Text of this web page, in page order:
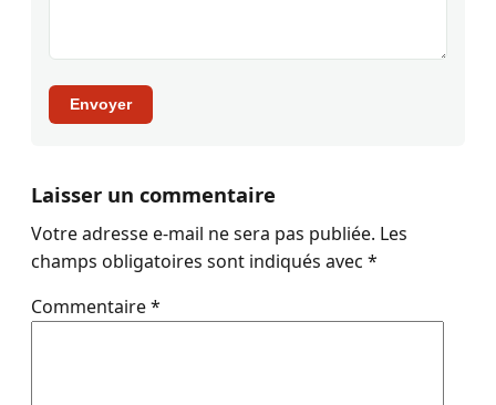
Envoyer
Laisser un commentaire
Votre adresse e-mail ne sera pas publiée. Les
champs obligatoires sont indiqués avec *
Commentaire*